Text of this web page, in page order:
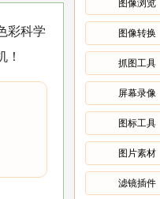
/
/
图像浏览
图像转换
抓图工具
屏幕录像
图标工具
图片素材
滤镜插件
彩科学
！